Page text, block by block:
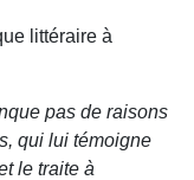
littéraire à
pas de raisons
qui lui témoigne
le traite à